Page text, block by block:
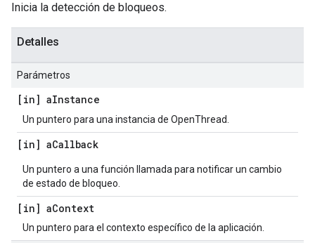
Inicia la detección de bloqueos.
Detalles
Parámetros
[in] aInstance
Un puntero para una instancia de OpenThread.
[in] aCallback
Un puntero a una función llamada para notificar un cambio
de estado de bloqueo.
[in] aContext
Un puntero para el contexto específico de la aplicación.